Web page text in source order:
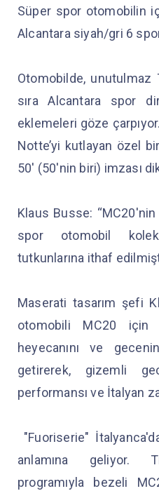
Süper spor otomobilin iç
Alcantara siyah/gri 6
Otomobilde, unutulmaz
sıra Alcantara spor
eklemeleri göze
Notte’yi kutlayan özel
50' (50'nin biri) imzası
Klaus Busse: “MC20'nin
spor otomobil
tutkunlarına ithaf
Maserati tasarım şefi
otomobili MC20 için
heyecanını ve
getirerek, gizemli
performansı ve İtalyan
"Fuoriserie"
anlamına geliyor.
programıyla bezeli